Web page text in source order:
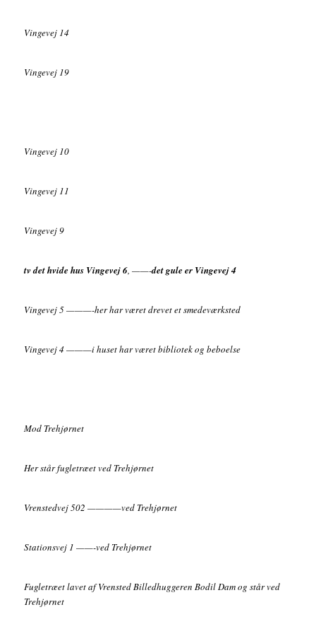
Vingevej 14
Vingevej 19
Vingevej 10
Vingevej 11
Vingevej 9
tv det hvide hus Vingevej 6, ——-det gule er Vingevej 4
Vingevej 5 ———-her har været drevet et smedeværksted
Vingevej 4 ———i huset har været bibliotek og beboelse
Mod Trehjørnet
Her står fugletræet ved Trehjørnet
Vrenstedvej 502 ————ved Trehjørnet
Stationsvej 1 ——-ved Trehjørnet
Fugletræet lavet af Vrensted Billedhuggeren Bodil Dam og står ved
Trehjørnet